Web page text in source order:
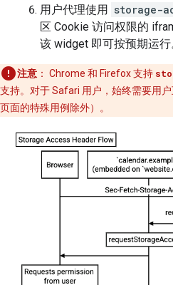
用户代理使用
storage-
区 Cookie 访问权限的
该 widget 即可按预期运行
注意 ： Chrome 和 Firefox 支持
支持。对于 Safari 用户，始终需要用
页面的特殊用例除外）。